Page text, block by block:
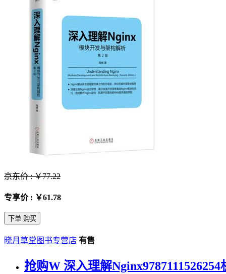
京东价 : ￥77.22
专享价 : ￥61.78
下单 购买
晓月草堂图书专营店 有售
抢购W 深入理解Nginx9787111526254